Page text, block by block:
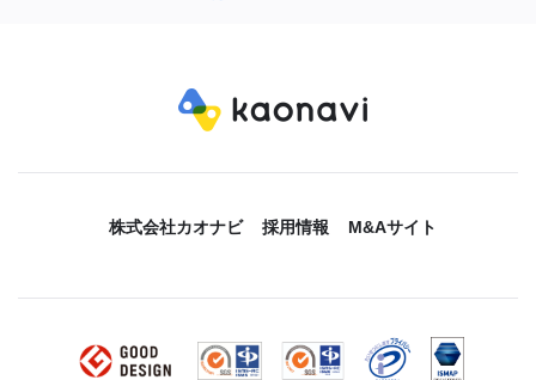
株式会社カオナビ 採用情報 M&Aサイト